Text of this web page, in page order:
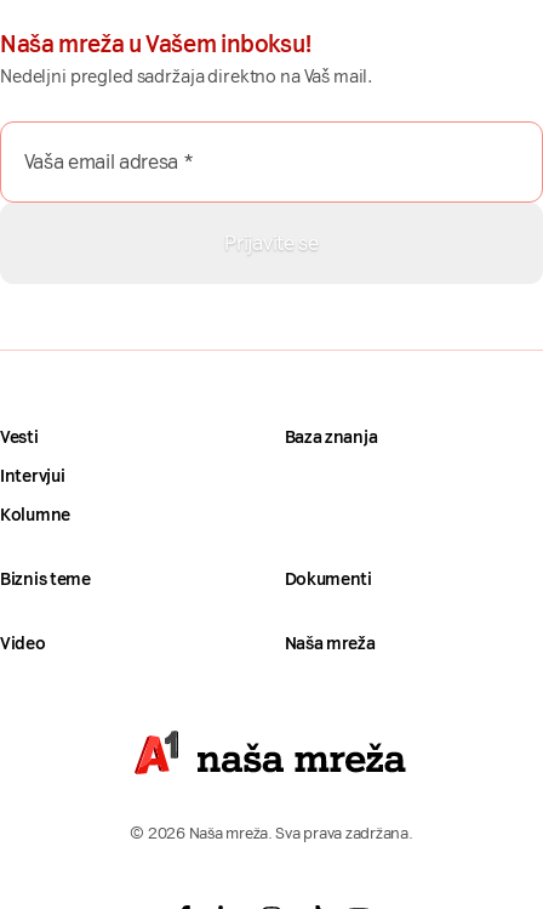
Naša mreža u Vašem inboksu!
Nedeljni pregled sadržaja direktno na Vaš mail.
Vesti
Intervjui
Kolumne
Baza znanja
Biznis teme Dokumenti
Video Naša mreža
© 2026 Naša mreža. Sva prava zadržana.